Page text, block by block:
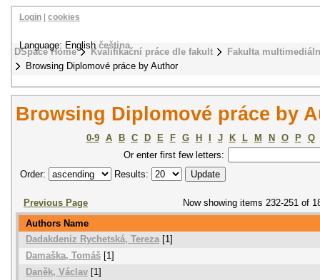
DSpace Home Kvalifikační práce dle fakult
Fakulta
Browsing Diplomové práce by Author
Login cookies
Language: Englishčeština
Browsing Diplomové práce by
0-9 A B C D E F G H J K L M N O P
Q
Or enter first few letters:
Order:
Results:
Previous Page
Now showing items 232-251 of
Authors Name
Dadakdeniz Rychetská, Tereza [1]
Damaška, Tomáš [1]
Daněk, Václav [1]